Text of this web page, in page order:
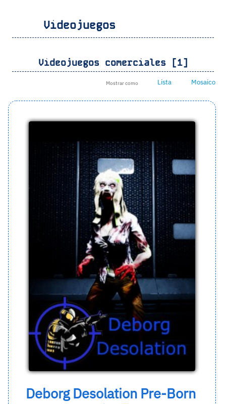
Videojuegos
Videojuegos comerciales [1]
Mostrar como Lista Mosaico
Deborg Desolation Pre-Born